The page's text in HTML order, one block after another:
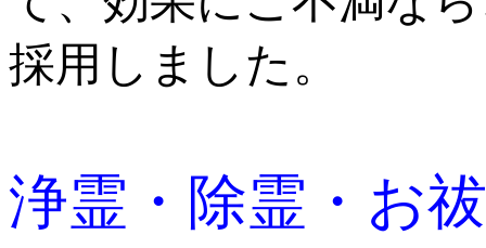
採用しました。
浄霊・除霊・お